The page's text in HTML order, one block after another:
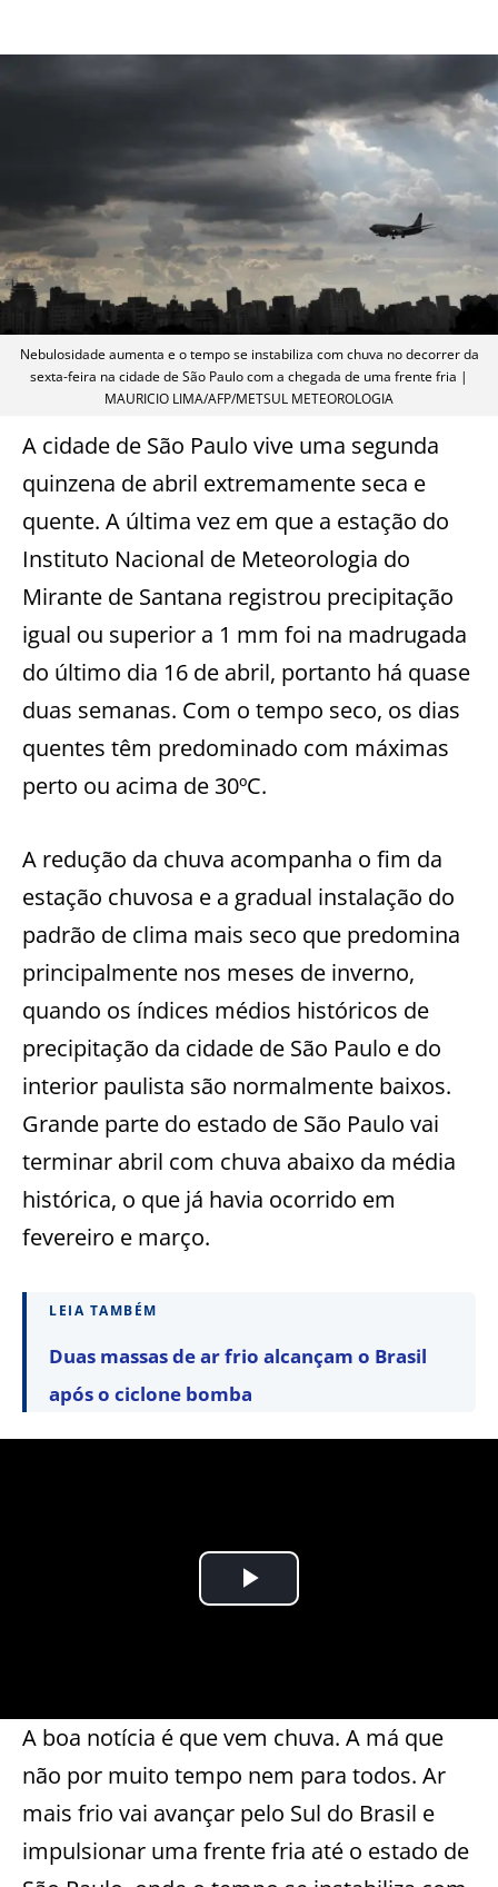
Nebulosidade aumenta e o tempo se instabiliza com chuva no decorrer da
sexta-feira na cidade de São Paulo com a chegada de uma frente fria |
MAURICIO LIMA/AFP/METSUL METEOROLOGIA
A cidade de São Paulo vive uma segunda
quinzena de abril extremamente seca e
quente. A última vez em que a estação do
Instituto Nacional de Meteorologia do
Mirante de Santana registrou precipitação
igual ou superior a 1 mm foi na madrugada
do último dia 16 de abril, portanto há quase
duas semanas. Com o tempo seco, os dias
quentes têm predominado com máximas
perto ou acima de 30ºC.
A redução da chuva acompanha o fim da
estação chuvosa e a gradual instalação do
padrão de clima mais seco que predomina
principalmente nos meses de inverno,
quando os índices médios históricos de
precipitação da cidade de São Paulo e do
interior paulista são normalmente baixos.
Grande parte do estado de São Paulo vai
terminar abril com chuva abaixo da média
histórica, o que já havia ocorrido em
fevereiro e março.
LEIA TAMBÉM
Duas massas de ar frio alcançam o Brasil
após o ciclone bomba
A boa notícia é que vem chuva. A má que
não por muito tempo nem para todos. Ar
mais frio vai avançar pelo Sul do Brasil e
impulsionar uma frente fria até o estado de